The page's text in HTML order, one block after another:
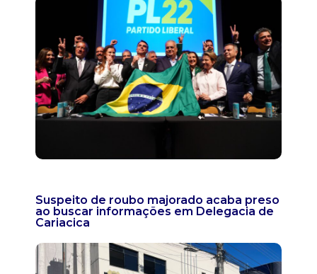
Suspeito de roubo majorado acaba preso
ao buscar informações em Delegacia de
Cariacica